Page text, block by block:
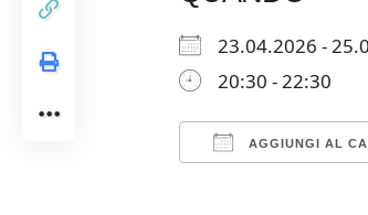
23.04.2026 -
20:30 - 22:30
AGGIUNGI AL